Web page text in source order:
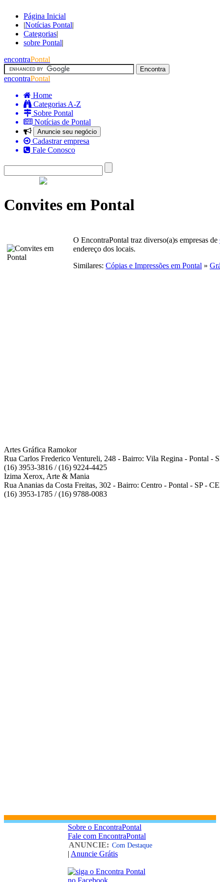
Página Inicial
|Notícias Pontal|
Categorias|
sobre Pontal|
encontraPontal
encontraPontal
Home
Categorias A-Z
Sobre Pontal
Notícias de Pontal
Anuncie seu negócio
Cadastrar empresa
Fale Conosco
Convites em Pontal
O EncontraPontal traz diverso(a)s empresas de
endereço dos locais.
Similares: Cópias e Impressões em Pontal »
Artes Gráfica Ramokor
Rua Carlos Frederico Ventureli, 248 - Bairro: Vila Regina - Pontal -
(16) 3953-3816 / (16) 9224-4425
Izima Xerox, Arte & Mania
Rua Ananias da Costa Freitas, 302 - Bairro: Centro - Pontal - SP -
(16) 3953-1785 / (16) 9788-0083
Sobre o EncontraPontal
Fale com EncontraPontal
ANUNCIE: Com Destaque
| Anuncie Grátis